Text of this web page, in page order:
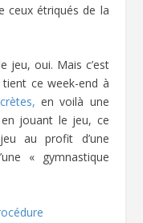
ceux étriqués de la
jeu, oui. Mais c’est
ce week-end à
en voilà une
jouant le jeu, ce
au profit d’une
« gymnastique